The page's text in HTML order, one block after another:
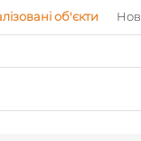
об'єкти